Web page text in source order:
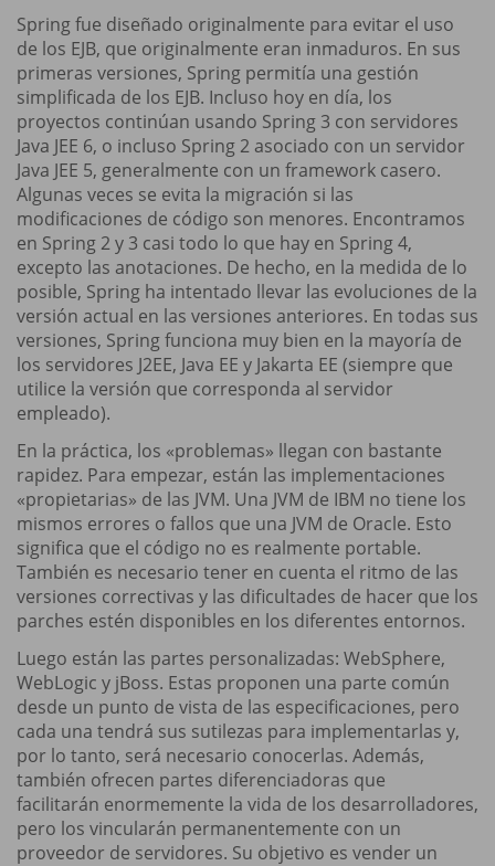
Spring fue diseñado originalmente para evitar el uso
de los EJB, que originalmente eran inmaduros. En sus
primeras versiones, Spring permitía una gestión
simplificada de los EJB. Incluso hoy en día, los
proyectos continúan usando Spring 3 con servidores
Java JEE 6, o incluso Spring 2 asociado con un servidor
Java JEE 5, generalmente con un framework casero.
Algunas veces se evita la migración si las
modificaciones de código son menores. Encontramos
en Spring 2 y 3 casi todo lo que hay en Spring 4,
excepto las anotaciones. De hecho, en la medida de lo
posible, Spring ha intentado llevar las evoluciones de la
versión actual en las versiones anteriores. En todas sus
versiones, Spring funciona muy bien en la mayoría de
los servidores J2EE, Java EE y Jakarta EE (siempre que
utilice la versión que corresponda al servidor
empleado).
En la práctica, los «problemas» llegan con bastante
rapidez. Para empezar, están las implementaciones
«propietarias» de las JVM. Una JVM de IBM no tiene los
mismos errores o fallos que una JVM de Oracle. Esto
significa que el código no es realmente portable.
También es necesario tener en cuenta el ritmo de las
versiones correctivas y las dificultades de hacer que los
parches estén disponibles en los diferentes entornos.
Luego están las partes personalizadas: WebSphere,
WebLogic y jBoss. Estas proponen una parte común
desde un punto de vista de las especificaciones, pero
cada una tendrá sus sutilezas para implementarlas y,
por lo tanto, será necesario conocerlas. Además,
también ofrecen partes diferenciadoras que
facilitarán enormemente la vida de los desarrolladores,
pero los vincularán permanentemente con un
proveedor de servidores. Su objetivo es vender un